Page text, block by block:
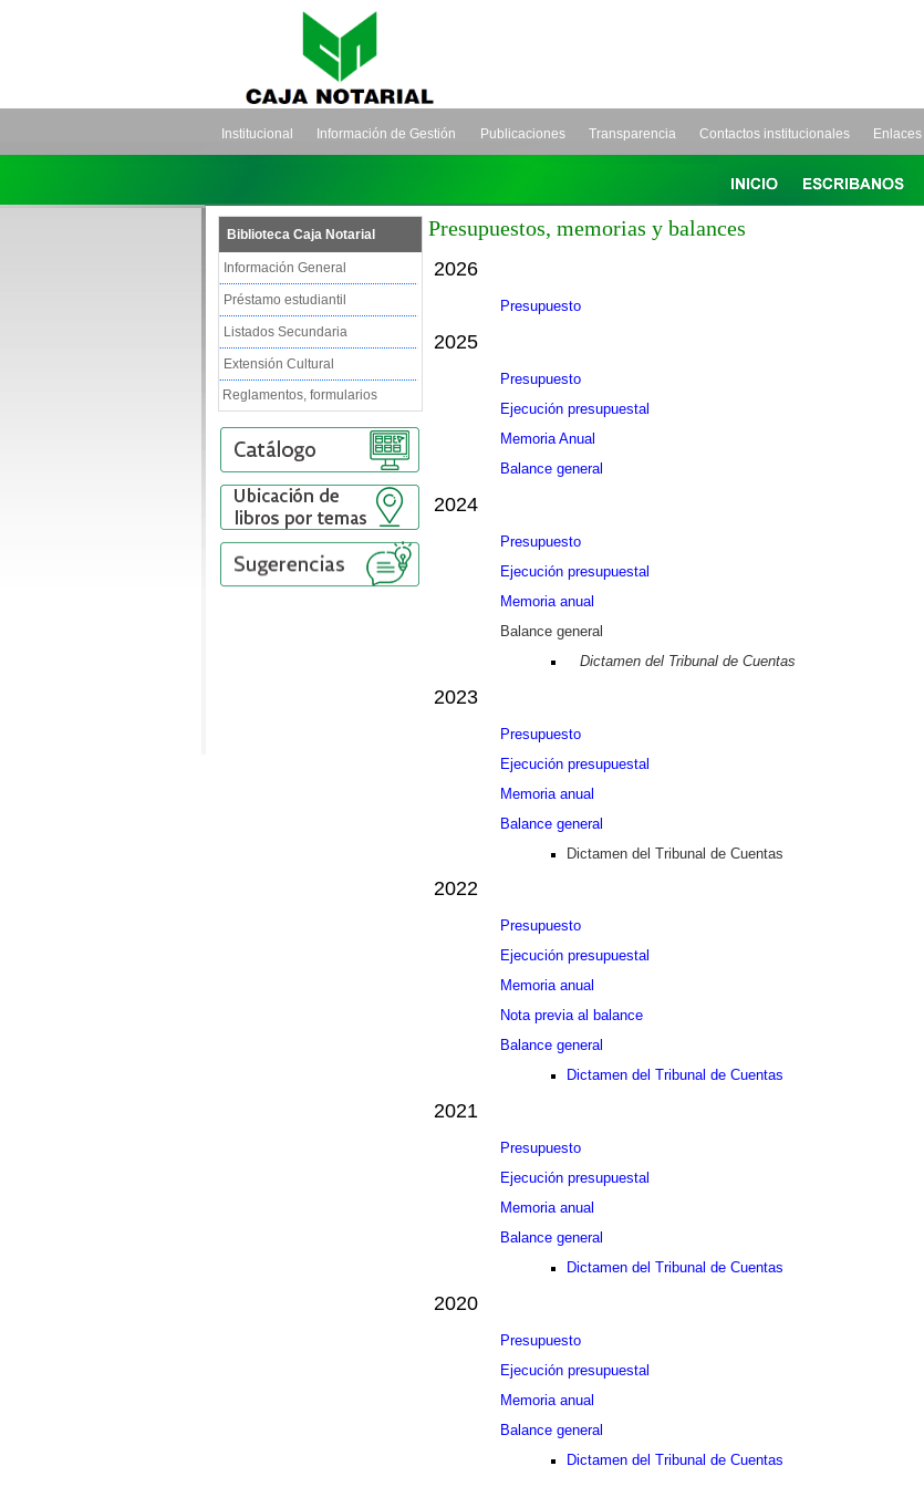
Institucional Información de Gestión Publicaciones Transparencia Contactos institucionales Enlaces
Biblioteca Caja Notarial
Información General
Préstamo estudiantil
Listados Secundaria
Extensión Cultural
Reglamentos, formularios
Presupuestos, memorias y balances
2026
Presupuesto
2025
Presupuesto
Ejecución presupuestal
Memoria Anual
Balance general
2024
Presupuesto
Ejecución presupuestal
Memoria anual
Balance general
Dictamen del Tribunal de Cuentas
2023
Presupuesto
Ejecución presupuestal
Memoria anual
Balance general
Dictamen del Tribunal de Cuentas
2022
Presupuesto
Ejecución presupuestal
Memoria anual
Nota previa al balance
Balance general
Dictamen del Tribunal de Cuentas
2021
Presupuesto
Ejecución presupuestal
Memoria anual
Balance general
Dictamen del Tribunal de Cuentas
2020
Presupuesto
Ejecución presupuestal
Memoria anual
Balance general
Dictamen del Tribunal de Cuentas